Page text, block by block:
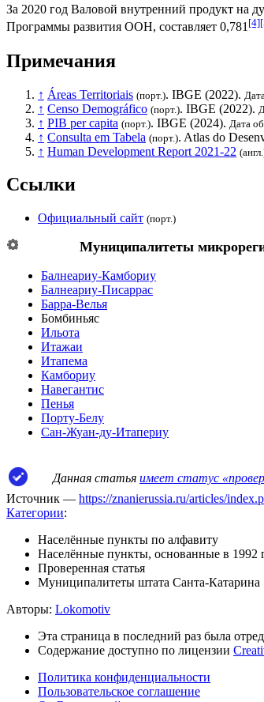
За 2020 год Валовой внутренний продукт на
Программы развития ООН, составляет 0,781[4]
Примечания
↑ Áreas Territoriais (порт.). IBGE (2022).
↑ Censo Demográfico (порт.). IBGE (2022).
↑ PIB per capita (порт.). IBGE (2024). Дата
↑ Consulta em Tabela (порт.). Atlas do
↑ Human Development Report 2021-22
Ссылки
Официальный сайт (порт.)
Муниципалитеты
Балнеариу-Камбориу
Балнеариу-Писаррас
Барра-Велья
Бомбиньяс
Ильота
Итажаи
Итапема
Камбориу
Навегантис
Пенья
Порту-Белу
Сан-Жуан-ду-Итапериу
Данная статья имеет статус
Источник — https://znanierussia.ru/articles/
Категории:
Населённые пункты по алфавиту
Населённые пункты, основанные в 1992
Проверенная статья
Муниципалитеты штата Санта-Катарина
Авторы: Lokomotiv
Эта страница в последний раз была
Содержание доступно по лицензии
Политика конфиденциальности
Пользовательское соглашение